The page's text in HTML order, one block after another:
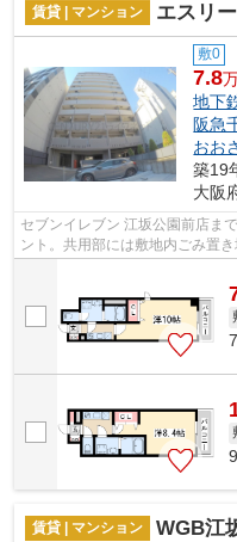
賃貸 | マンション エスリ
敷0
7.8
地下
阪急
おお
築19
大阪
セブンイレブン 江坂公園前店ま
ント。共用部には敷地内ごみ置
賃貸 | マンション WGB江